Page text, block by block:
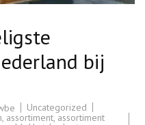
bij
Uncategorized
, assortiment, assortiment